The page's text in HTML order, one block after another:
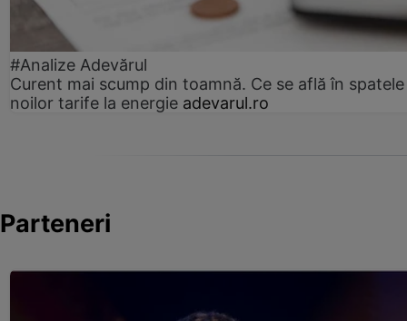
#Analize Adevărul
Curent mai scump din toamnă. Ce se află în spatele
noilor tarife la energie adevarul.ro
Parteneri